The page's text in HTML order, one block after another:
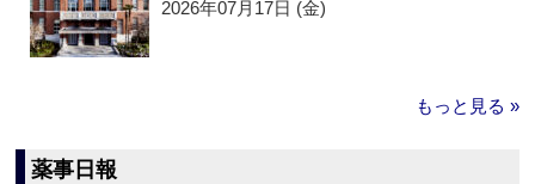
2026年07月17日 (金)
もっと見る »
薬事日報